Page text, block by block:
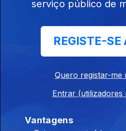
O camaleónico pianista Uri
O trompetista Nate Wooley
vozes do jazz menos
serviço público de
REGISTE-SE
Quero registar-me
Entrar (utilizadores
Vantagens